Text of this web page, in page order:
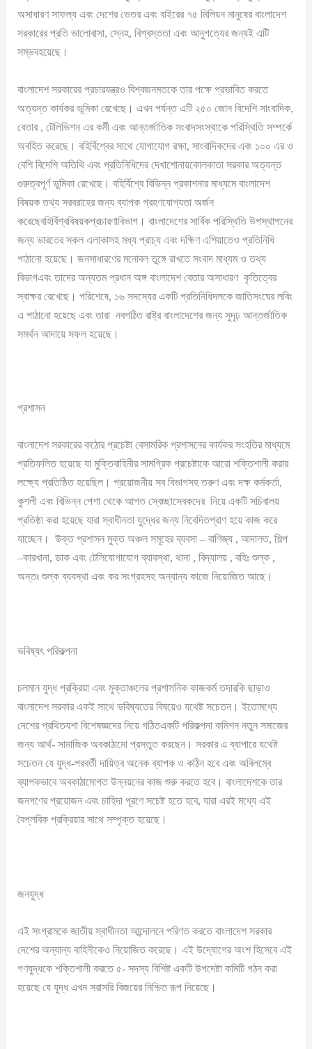
অসাধারণ সাফল্য এবং দেশের ভেতর এবং বাইরের ৭৫ মিলিয়ন মানুষের বাংলাদেশ
সরকারের প্রতি ভালোবাসা, স্নেহ, বিশ্বস্ততা এবং আনুগত্যের জন্যই এটি
সম্ভবহয়েছে।
বাংলাদেশ সরকারের প্রচারযন্ত্রও বিশ্বজনমতকে তার পক্ষে প্রভাবিত করতে
অত্যন্ত কার্যকর ভূমিকা রেখেছে। এখন পর্যন্ত এটি ২৫০ জোন বিদেশি সাংবাদিক,
বেতার , টেলিভিশন এর কর্মী এবং আন্তর্জাতিক সংবাদসংস্থাকে পরিস্থিতি সম্পর্কে
অবহিত করেছে। বহির্বিশ্বের সাথে যোগাযোগ রক্ষা, সাংবাদিকদের এবং ১০০ এর ও
বেশি বিদেশি অতিথি এবং প্রতিনিধিদের দেখাশোনায়কোলকাতা সরকার অত্যন্ত
গুরুত্বপূর্ণ ভুমিকা রেখেছে। বহির্বিশ্বে বিভিন্ন প্রকাশনার মাধ্যমে বাংলাদেশ
বিষয়ক তথ্য সরবরাহের জন্য ব্যাপক গ্রহণযোগ্যতা অর্জন
করেছেবহির্বিশ্ববিষয়কপ্রচারণাবিভাগ। বাংলাদেশের সার্বিক পরিস্থিতি উপস্থাপনের
জন্য ভারতের সকল এলাকাসহ মধ্য প্রাচ্য এবং দক্ষিণ এশিয়াতেও প্রতিনিধি
পাঠানো হয়েছে। জনসাধারণের মনোবল তুঙ্গে রাখতে সংবাদ মাধ্যম ও তথ্য
বিভাগএবং তাদের অন্যতম প্রধান অঙ্গ বাংলাদেশ বেতার অসাধারণ কৃতিত্বের
স্বাক্ষর রেখেছে। পরিশেষে, ১৬ সদস্যের একটি প্রতিনিধিদলকে জাতিসংঘের লবিং
এ পাঠানো হয়েছে এবং তারা নবগঠিত রাষ্ট্র বাংলাদেশের জন্য সুদৃঢ় আন্তর্জাতিক
সমর্থন আদায়ে সফল হয়েছে।
প্রশাসন
বাংলাদেশ সরকারের কঠোর প্রচেষ্টা বেসামরিক প্রশাসনের কার্যকর সংহতির মাধ্যমে
প্রতিফলিত হয়েছে যা মুক্তিবাহিনীর সামগ্রিক প্রচেষ্টাকে আরো শক্তিশালী করার
লক্ষ্যে প্রতিষ্ঠিত হয়েছিল। প্রয়োজনীয় সব বিভাগসহ তরুণ এবং দক্ষ কর্মকর্তা,
কুশলী এবং বিভিন্ন পেশা থেকে আগত স্বেচ্ছাসেবকদের নিয়ে একটি সচিবালয়
প্রতিষ্ঠা করা হয়েছে যারা স্বাধীনতা যুদ্ধের জন্য নিবেদিতপ্রাণ হয়ে কাজ করে
যাচ্ছেন। উক্ত প্রশাসন মুক্ত অঞ্চল সমূহের ব্যবসা – বাণিজ্য , আদালত, শিল্প
–কারখানা, ডাক এবং টেলিযোগাযোগ ব্যাবস্থা, থানা , বিদ্যালয় , বহিঃ শুল্ক ,
অন্তঃ শুল্ক ব্যবস্থা এবং কর সংগ্রহসহ অন্যান্য কাজে নিয়োজিত আছে।
ভবিষ্যৎ পরিকল্পনা
চলমান যুদ্ধ প্রক্রিয়া এবং মুক্তাঞ্চলের প্রশাসনিক কাজকর্ম তদারকি ছাড়াও
বাংলাদেশ সরকার একই সাথে ভবিষ্যতের বিষয়েও যথেষ্ট সচেতন। ইতোমধ্যে
দেশের প্রথিতযশা বিশেষজ্ঞদের নিয়ে গঠিতএকটি পরিকল্পনা কমিশন নতুন সমাজের
জন্য আর্থ- সামাজিক অবকাঠামো প্রস্তুত করছেন। সরকার এ ব্যাপারে যথেষ্ট
সচেতন যে যুদ্ধ-পরবর্তী দায়িত্ব অনেক ব্যাপক ও কঠিন হবে এবং অবিলম্বে
ব্যাপকভাবে অবকাঠামোগত উন্নয়নের কাজ শুরু করতে হবে। বাংলাদেশকে তার
জনগণের প্রয়োজন এবং চাহিদা পূরণে সচেষ্ট হতে হবে, যারা এরই মধ্যে এই
বৈপ্লবিক প্রক্রিয়ার সাথে সম্পৃক্ত হয়েছে।
জনযুদ্ধ
এই সংগ্রামকে জাতীয় স্বাধীনতা আন্দোলনে পরিণত করতে বাংলাদেশ সরকার
দেশের অন্যান্য বাহিনীকেও নিয়োজিত করেছে। এই উদ্যোগের অংশ হিসেবে এই
গণযুদ্ধকে শক্তিশালী করতে ৫- সদস্য বিশিষ্ট একটি উপদেষ্টা কমিটি গঠন করা
হয়েছে যে যুদ্ধ এখন সরাসরি বিজয়ের নিশ্চিত রূপ নিয়েছে।